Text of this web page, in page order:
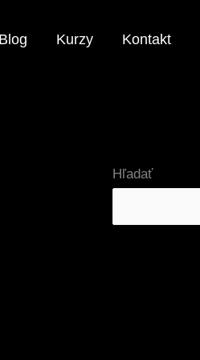
Kurzy Kontakt
Hľadať